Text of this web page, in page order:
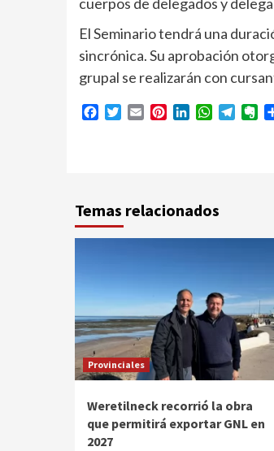
El Seminario tendrá una
sincrónica. Su aprobación
grupal se realizarán con
Facebook
Twitter
Email PinterestLinkedInWhatsApp
Temas relacionados
Provinciales
Weretilneck recorrió la obra
que permitirá exportar GNL en
2027